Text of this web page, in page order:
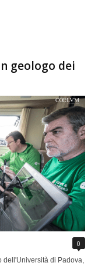
geologo dei
0
dell'Università di Padova,